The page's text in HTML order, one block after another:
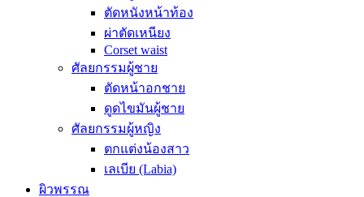
ตัดหนังหน้าท้อง
ผ่าตัดเหนียง
Corset waist
ศัลยกรรมผู้ชาย
ตัดหน้าอกชาย
ดูดไขมันผู้ชาย
ศัลยกรรมผู้หญิง
ตกแต่งน้องสาว
เลเบีย (Labia)
ผิวพรรณ